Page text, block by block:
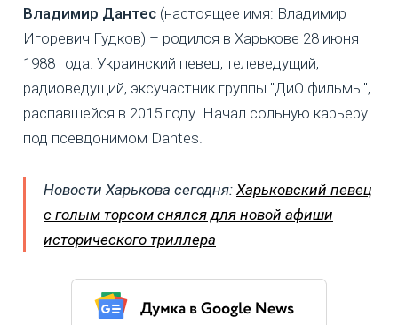
Владимир Дантес (настоящее имя: Владимир
Игоревич Гудков) – родился в Харькове 28 июня
1988 года. Украинский певец, телеведущий,
радиоведущий, эксучастник группы "ДиО.фильмы",
распавшейся в 2015 году. Начал сольную карьеру
под псевдонимом Dantes.
Новости Харькова сегодня: Харьковский певец
с голым торсом снялся для новой афиши
исторического триллера